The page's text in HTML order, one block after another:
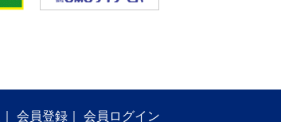
会員登録 会員ログイン